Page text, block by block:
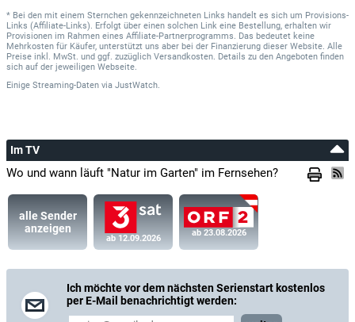
* Bei den mit einem Sternchen gekennzeichneten Links handelt es sich um Provisions-
Links (Affiliate-Links). Erfolgt über einen solchen Link eine Bestellung, erhalten wir
Provisionen im Rahmen eines Affiliate-Partnerprogramms. Das bedeutet keine
Mehrkosten für Käufer, unterstützt uns aber bei der Finanzierung dieser Website. Alle
Preise inkl. MwSt. und ggf. zuzüglich Versandkosten. Details zu den Angeboten finden
sich auf der jeweiligen Webseite.
Einige Streaming-Daten via JustWatch.
Im TV
Wo und wann läuft "Natur im Garten" im Fernsehen?
alle Sender
anzeigen
ab 12.09.2026
ab 23.08.2026
Ich möchte vor dem nächsten Serienstart kostenlos
per E-Mail benachrichtigt werden: